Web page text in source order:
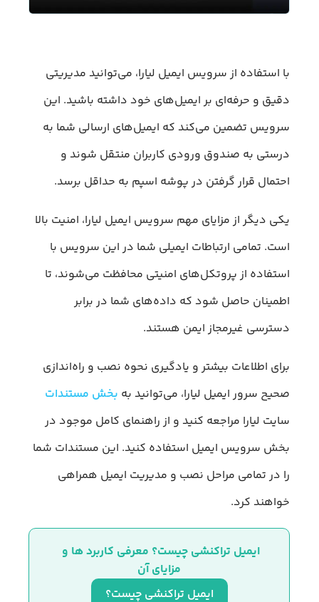
با استفاده از سرویس ایمیل لیارا، می‌توانید مدیریتی
دقیق و حرفه‌ای بر ایمیل‌های خود داشته باشید. این
سرویس تضمین می‌کند که ایمیل‌های ارسالی شما به
درستی به صندوق ورودی کاربران منتقل شوند و
احتمال قرار گرفتن در پوشه اسپم به حداقل برسد.
یکی دیگر از مزایای مهم سرویس ایمیل لیارا، امنیت بالا
است. تمامی ارتباطات ایمیلی شما در این سرویس با
استفاده از پروتکل‌های امنیتی محافظت می‌شوند، تا
اطمینان حاصل شود که داده‌های شما در برابر
دسترسی غیرمجاز ایمن هستند.
برای اطلاعات بیشتر و یادگیری نحوه نصب و راه‌اندازی
صحیح سرور ایمیل لیارا، می‌توانید به بخش مستندات
سایت لیارا مراجعه کنید و از راهنمای کامل موجود در
بخش سرویس ایمیل استفاده کنید. این مستندات شما
را در تمامی مراحل نصب و مدیریت ایمیل همراهی
خواهند کرد.
ایمیل تراکنشی چیست؟ معرفی کاربرد ها و
مزایای آن
ایمیل تراکنشی چیست؟